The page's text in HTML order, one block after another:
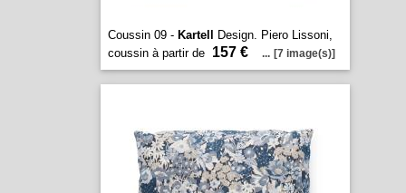
Coussin 09 - Kartell
Design. Piero Lissoni,
coussin à partir de 157 € ... [7 image(s)]